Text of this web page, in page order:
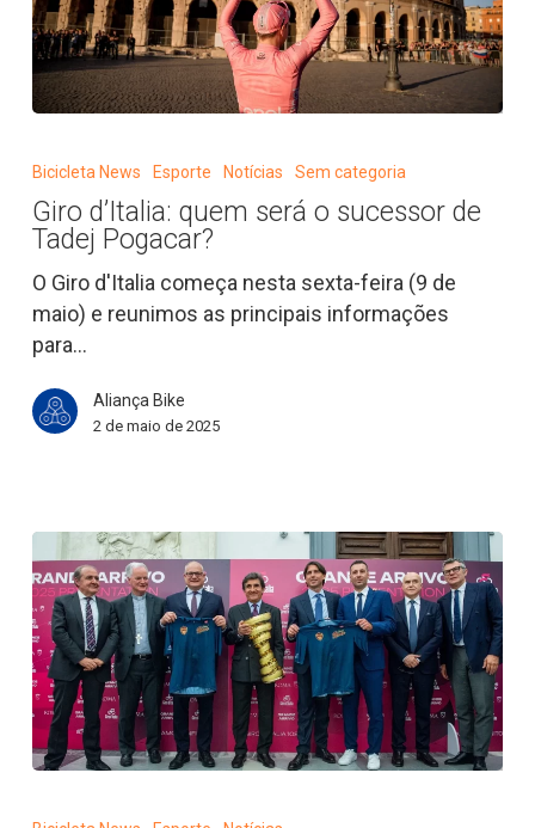
d’Italia:
será
o
sucessor
de
Tadej
Bicicleta News Esporte Notícias Sem categoria
Giro d’Italia: quem será o sucessor de
Tadej Pogacar?
O Giro d'Italia começa nesta sexta-feira (9 de
maio) e reunimos as principais informações
para…
Aliança Bike
2 de maio de 2025